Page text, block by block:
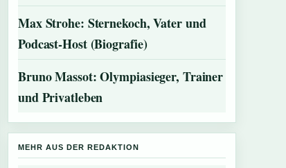
Max Strohe: Sternekoch, Vater und
Podcast-Host (Biografie)
Bruno Massot: Olympiasieger, Trainer
und Privatleben
MEHR AUS DER REDAKTION